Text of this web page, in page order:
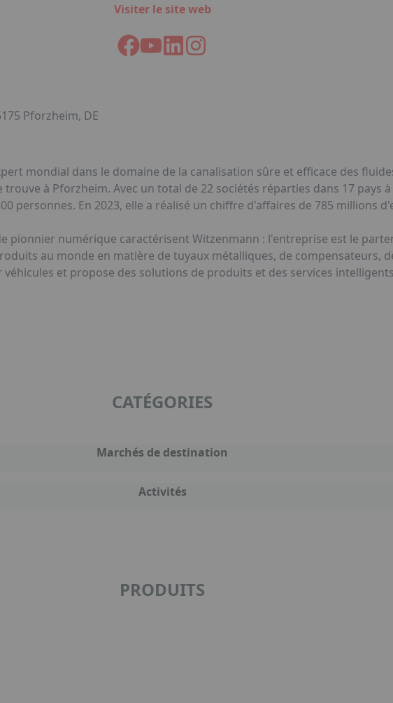
Visiter le site web
Pforzheim, DE
mondial dans le domaine de la canalisation sûre et efficace des
à Pforzheim. Avec un total de 22 sociétés réparties dans 17 pays
personnes. En 2023, elle a réalisé un chiffre d'affaires de 785 millions
pionnier numérique caractérisent Witzenmann : l'entreprise est le
au monde en matière de tuyaux métalliques, de compensateurs,
et propose des solutions de produits et des services
CATÉGORIES
Marchés de destination
Activités
PRODUITS